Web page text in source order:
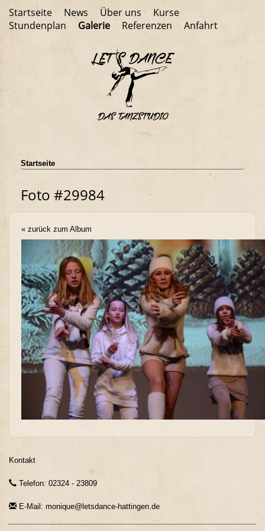
Startseite News Über uns
Kurse
Stundenplan
Galerie Referenzen Anfahrt
Startseite
Foto #29984
« zurück zum Album
Kontakt
Telefon: 02324 - 23809
E-Mail: monique@letsdance-hattingen.de